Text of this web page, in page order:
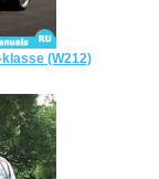
(W212)